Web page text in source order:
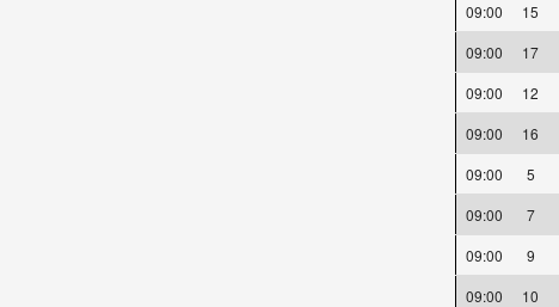
09:00
15
09:00
17
09:00
12
09:00
16
09:00
5
09:00
7
09:00
9
09:00
10